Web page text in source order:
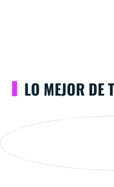
LO MEJOR DE